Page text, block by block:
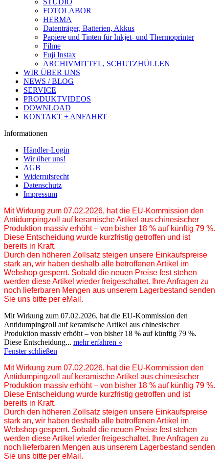
STUDIO
FOTOLABOR
HERMA
Datenträger, Batterien, Akkus
Papiere und Tinten für Inkjet- und Thermoprinter
Filme
Fuji Instax
ARCHIVMITTEL, SCHUTZHÜLLEN
WIR ÜBER UNS
NEWS / BLOG
SERVICE
PRODUKTVIDEOS
DOWNLOAD
KONTAKT + ANFAHRT
Informationen
Händler-Login
Wir über uns!
AGB
Widerrufsrecht
Datenschutz
Impressum
Mit Wirkung zum 07.02.2026, hat die EU-Kommission den
Antidumpingzoll auf keramische Artikel aus chinesischer
Produktion massiv erhöht – von bisher 18 % auf künftig 79 %.
Diese Entscheidung wurde kurzfristig getroffen und ist
bereits in Kraft.
Durch den höheren Zollsatz steigen unsere Einkaufspreise
stark an, wir haben deshalb alle betroffenen Artikel im
Webshop gesperrt. Sobald die neuen Preise fest stehen
werden diese Artikel wieder freigeschaltet. Ihre Anfragen zu
noch lieferbaren Mengen aus unserem Lagerbestand senden
Sie uns bitte per eMail.
Mit Wirkung zum 07.02.2026, hat die EU-Kommission den
Antidumpingzoll auf keramische Artikel aus chinesischer
Produktion massiv erhöht – von bisher 18 % auf künftig 79 %.
Diese Entscheidung... mehr erfahren »
Fenster schließen
Mit Wirkung zum 07.02.2026, hat die EU-Kommission den
Antidumpingzoll auf keramische Artikel aus chinesischer
Produktion massiv erhöht – von bisher 18 % auf künftig 79 %.
Diese Entscheidung wurde kurzfristig getroffen und ist
bereits in Kraft.
Durch den höheren Zollsatz steigen unsere Einkaufspreise
stark an, wir haben deshalb alle betroffenen Artikel im
Webshop gesperrt. Sobald die neuen Preise fest stehen
werden diese Artikel wieder freigeschaltet. Ihre Anfragen zu
noch lieferbaren Mengen aus unserem Lagerbestand senden
Sie uns bitte per eMail.